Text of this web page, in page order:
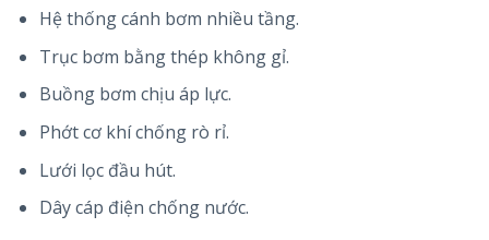
Hệ thống cánh bơm nhiều tầng.
Trục bơm bằng thép không gỉ.
Buồng bơm chịu áp lực.
Phớt cơ khí chống rò rỉ.
Lưới lọc đầu hút.
Dây cáp điện chống nước.